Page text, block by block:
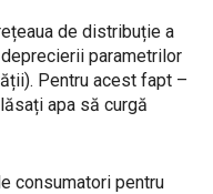
de distribuție a
parametrilor
Pentru acest fapt –
apa să curgă
consumatori pentru